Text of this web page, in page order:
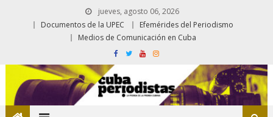
jueves, agosto 06, 2026
Documentos de la UPEC
Efemérides del Periodismo
Medios de Comunicación en Cuba